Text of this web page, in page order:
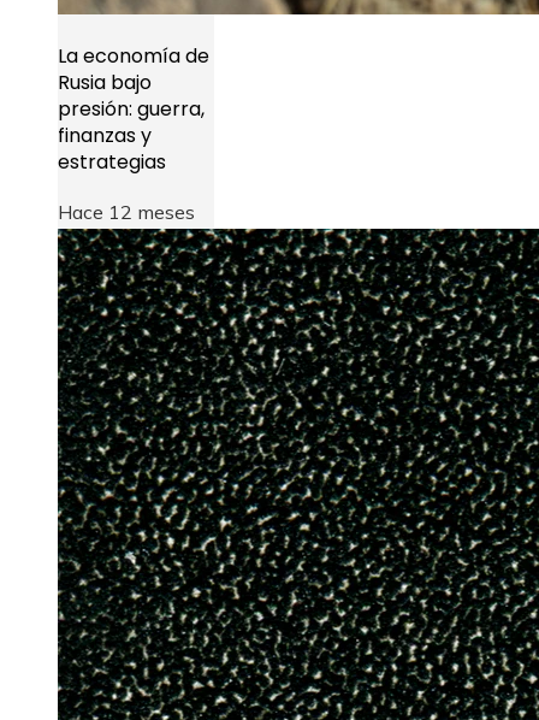
La economía de
Rusia bajo
presión: guerra,
finanzas y
estrategias
Hace 12 meses